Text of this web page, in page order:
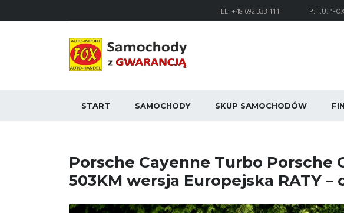
P.H.U.
TEL. +48 692 333 111
START SAMOCHODY SKUP SAMOCHODÓW
Porsche Cayenne Turbo Porsche
503KM wersja Europejska RATY –